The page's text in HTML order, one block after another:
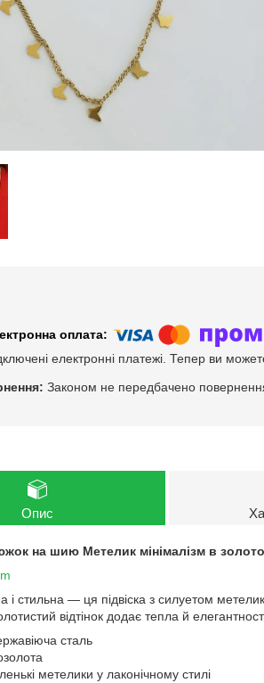
електронні платежі. Тепер ви
Законом не передбачено
Опис
на шию Метелик мінімалізм в
і стильна — ця підвіска з силуетом
відтінок додає тепла й
сталь
метелики у лаконічному стилі